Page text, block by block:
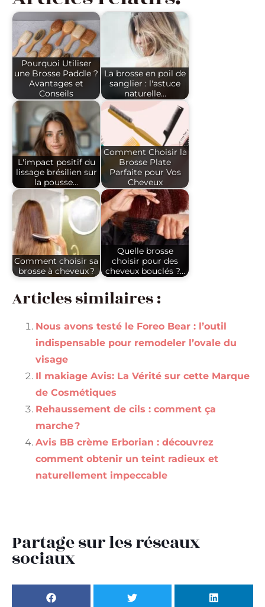
Pourquoi Utiliser
une Brosse Paddle ?
Avantages et
Conseils
La brosse en poil de
sanglier : l'astuce
naturelle…
L'impact positif du
lissage brésilien sur
la pousse…
Comment Choisir la
Brosse Plate
Parfaite pour Vos
Cheveux
Comment choisir sa
brosse à cheveux ?
Quelle brosse
choisir pour des
cheveux bouclés ?…
Articles similaires :
Nous avons testé le Foreo Bear : l’outil
indispensable pour remodeler l’ovale du
visage
Il makiage Avis: La Vérité sur cette Marque
de Cosmétiques
Rehaussement de cils : comment ça
marche ?
Avis BB crème Erborian : découvrez
comment obtenir un teint radieux et
naturellement impeccable
Partage sur les réseaux
sociaux